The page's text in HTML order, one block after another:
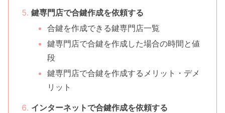
鍵専門店で合鍵作成を依頼する
合鍵を作成できる鍵専門店一覧
鍵専門店で合鍵を作成した場合の時間と値
段
鍵専門店で合鍵を作成するメリット・デメ
リット
インターネットで合鍵作成を依頼する